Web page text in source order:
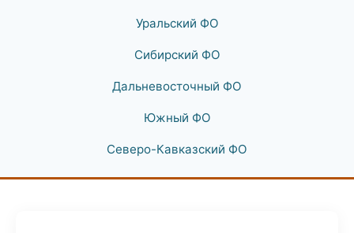
Уральский ФО
Сибирский ФО
Дальневосточный ФО
Южный ФО
Северо-Кавказский ФО